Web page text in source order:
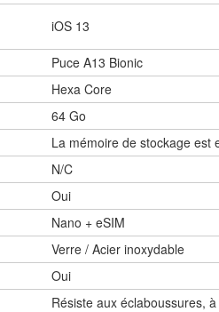
iOS 13
Puce A13 Bionic
Hexa Core
64 Go
La mémoire de stockage est
N/C
Oui
Nano + eSIM
Verre / Acier inoxydable
Oui
Résiste aux éclaboussures,